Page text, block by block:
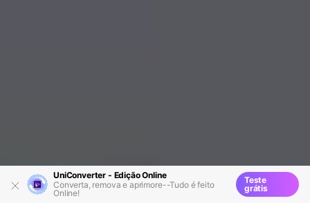
UniConverter - Edição Online
Converta, remova e aprimore--Tudo é feito
Online!
Teste
grátis